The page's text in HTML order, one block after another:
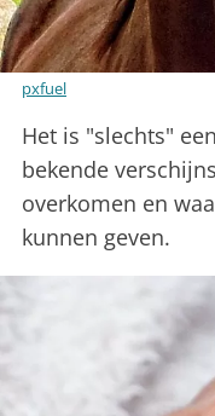
pxfuel
Het is "slechts"
bekende
overkomen en
kunnen geven.